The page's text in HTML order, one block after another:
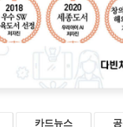
카드뉴스